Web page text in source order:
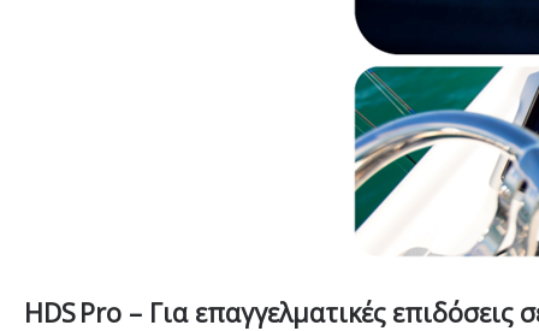
HDSPro – Για επαγγελματικές